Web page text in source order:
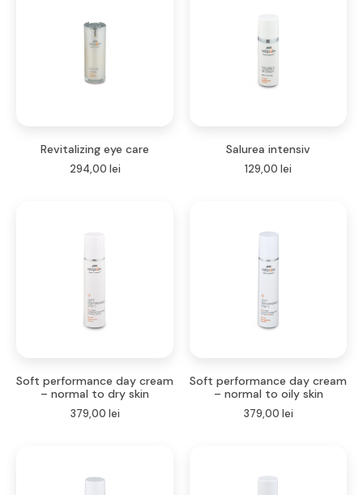
Revitalizing eye care
294,00 lei
Salurea intensiv
129,00 lei
Soft performance day cream
– normal to dry skin
379,00 lei
Soft performance day cream
– normal to oily skin
379,00 lei